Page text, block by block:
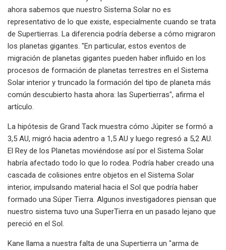
ahora sabemos que nuestro Sistema Solar no es
representativo de lo que existe, especialmente cuando se trata
de Supertierras. La diferencia podría deberse a cómo migraron
los planetas gigantes. "En particular, estos eventos de
migración de planetas gigantes pueden haber influido en los
procesos de formación de planetas terrestres en el Sistema
Solar interior y truncado la formación del tipo de planeta más
común descubierto hasta ahora: las Supertierras", afirma el
artículo.
La hipótesis de Grand Tack muestra cómo Júpiter se formó a
3,5 AU, migró hacia adentro a 1,5 AU y luego regresó a 5,2 AU.
El Rey de los Planetas moviéndose así por el Sistema Solar
habría afectado todo lo que lo rodea. Podría haber creado una
cascada de colisiones entre objetos en el Sistema Solar
interior, impulsando material hacia el Sol que podría haber
formado una Súper Tierra. Algunos investigadores piensan que
nuestro sistema tuvo una SuperTierra en un pasado lejano que
pereció en el Sol.
Kane llama a nuestra falta de una Supertierra un "arma de